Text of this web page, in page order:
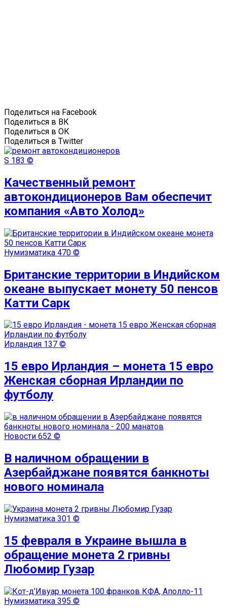
Поделиться на Facebook
Поделиться в ВК
Поделиться в ОК
Поделиться в Twitter
S 183 ©
Качественный ремонт
автокондиционеров Вам обеспечит
компания «Авто Холод»
Нумизматика 470 ©
Британские территории в Индийском
океане выпускает монету 50 пенсов
Катти Сарк
Ирландия 137 ©
15 евро Ирландия – монета 15 евро
Женская сборная Ирландии по
футболу
Новости 652 ©
В наличном обращении в
Азербайджане появятся банкноты
нового номинала
Нумизматика 301 ©
15 февраля в Украине вышла в
обращение монета 2 гривны
Любомир Гузар
Нумизматика 395 ©